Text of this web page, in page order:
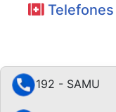
Telefones
192 - SAMU